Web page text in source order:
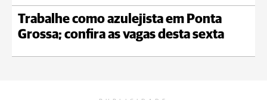
Trabalhe como azulejista em Ponta
Grossa; confira as vagas desta sexta